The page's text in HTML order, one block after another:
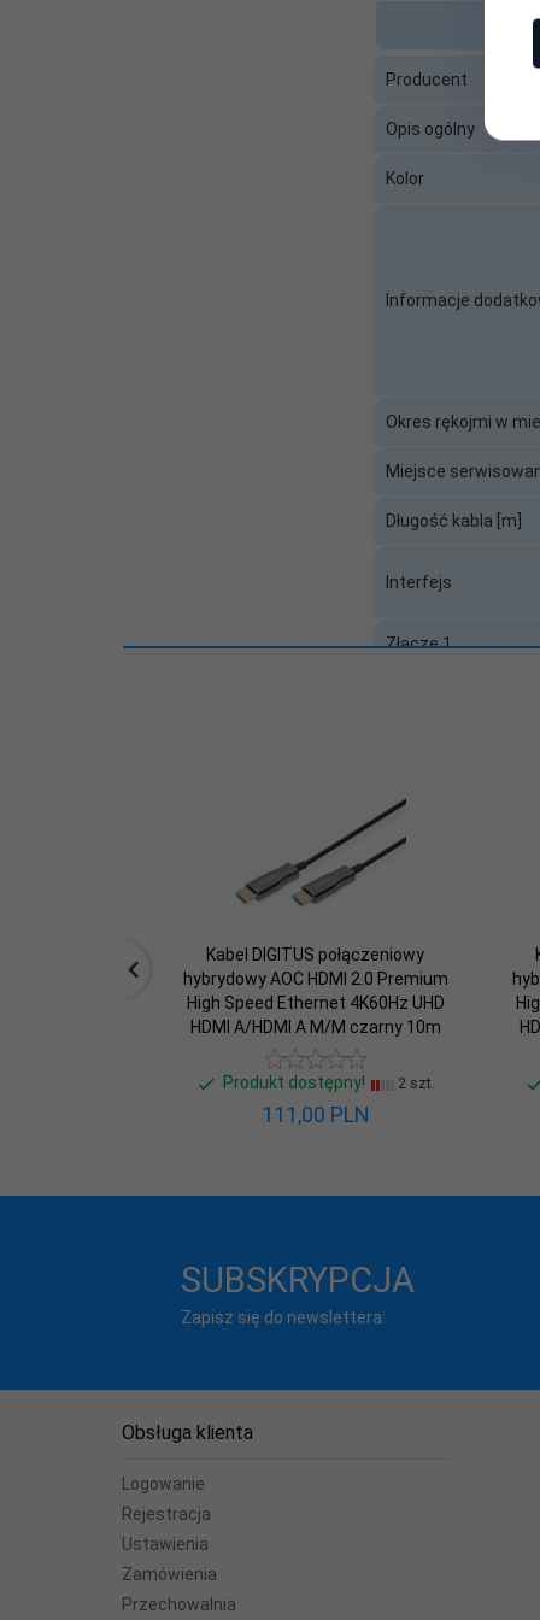
Producent
Opis ogólny
Kolor
Informacje
Okres rękojmi w
Miejsce
Długość kabla [m]
Interfejs
Złącze 1
Pozłacane styki
Kabel DIGITUS połączeniowy
hybrydowy AOC HDMI 2.0 Premium
High Speed Ethernet 4K60Hz UHD
HDMI A/HDMI A M/M czarny 10m
Produkt dostępny! 2 szt.
111,00 PLN
SUBSKRYPCJA
Zapisz się do newslettera:
Obsługa klienta
Logowanie
Rejestracja
Ustawienia
Zamówienia
Przechowalnia